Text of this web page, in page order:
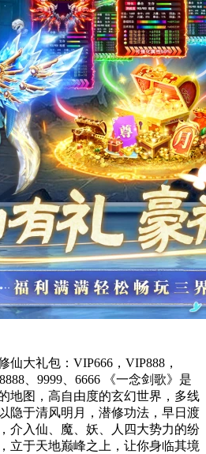
仙大礼包：VIP666，VIP888，
、9999、6666 《一念剑歌》是
地图，高自由度的玄幻世界，多线
隐于清风明月，潜修功法，早日渡
介入仙、魔、妖、人四大势力的纷
立于天地巅峰之上，让你身临其境